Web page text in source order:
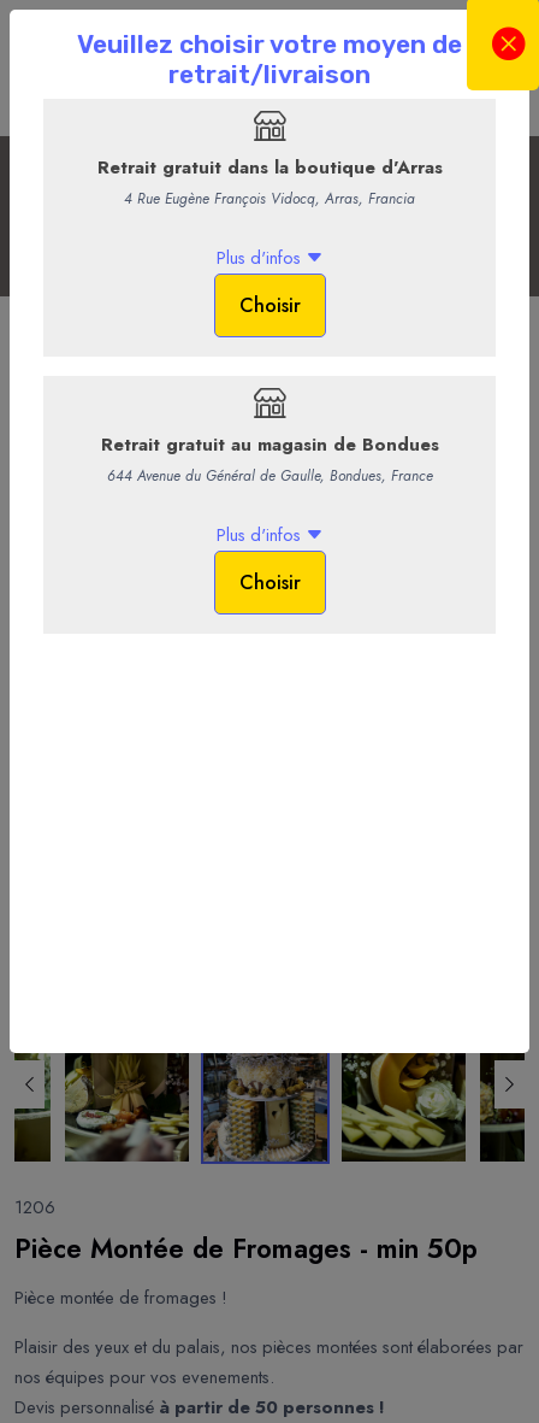
Les Pièces montées
Les Pièces montées
1206
Pièce Montée de Fromages - min 50p
Pièce montée de fromages !
Plaisir des yeux et du palais, nos pièces montées sont élaborées par
nos équipes pour vos evenements.
Devis personnalisé à partir de 50 personnes !